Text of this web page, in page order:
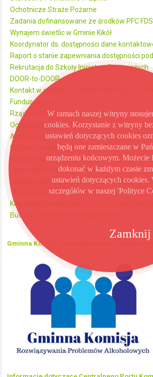
Ochotnicze Straże Pożarne
Zadania dofinansowane ze środków PFC FDS
Wynajem świetlic w Gminie Kikół
Koordynator ds. dostępności dane
Raport o stanie zapewniania dostępności
Rekrutacja do Szkoły Inicjatyw Strażniczych
DOOR-to-DOOR
Kontakt w sprawie rozliczeń finansowych
Fundusze unijne
Rządowy Fundusz Rozwoju Dróg
Ogólnopolska Kampania Dzieciństwo bez
Analiza zagrożeń na obszarach wodnych
Bezpieczeństwo Publiczne
Regulamin publikowania informacji w
społecznościowych i www
Zasady dotyczące ochrony danych
Miasta i Gminy na Facebooku
Klauzula informacyjna profil na FB dla UMiG
Budżet obywatelski dla Miasta Kikół
Gminna Komisja Rozwiązywania Problemów
Zamknij
W ramach naszej witryny
cookies. Korzystanie z witryny
ustawień dotyczących cookies
będą one zamieszczane w
urządzeniu końcowym. Możecie
dokonać w każdym czasie
ustawień dotyczących cookies.
szczegółów w naszej 'Polityce